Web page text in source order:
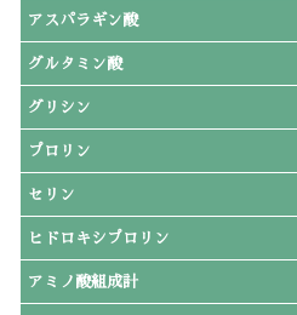
アスパラギン酸
グルタミン酸
グリシン
プロリン
セリン
ヒドロキシプロリン
アミノ酸組成計